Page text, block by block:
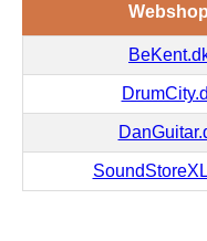
Webshop